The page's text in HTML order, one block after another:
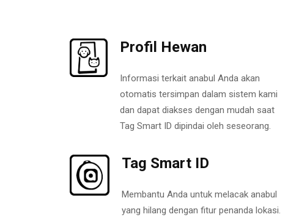
Profil Hewan
Informasi terkait anabul Anda akan
otomatis tersimpan dalam sistem kami
dan dapat diakses dengan mudah saat
Tag Smart ID dipindai oleh seseorang.
Tag Smart ID
Membantu Anda untuk melacak anabul
yang hilang dengan fitur penanda lokasi.